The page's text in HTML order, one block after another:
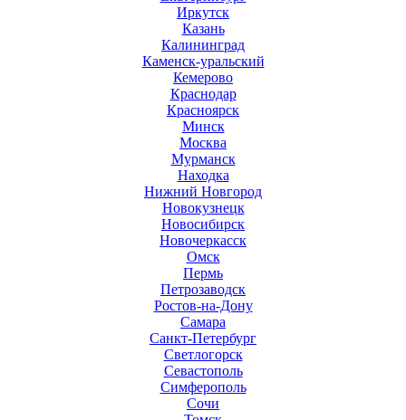
Иркутск
Казань
Калининград
Каменск-уральский
Кемерово
Краснодар
Красноярск
Минск
Москва
Мурманск
Находка
Нижний Новгород
Новокузнецк
Новосибирск
Новочеркасск
Омск
Пермь
Петрозаводск
Ростов-на-Дону
Самара
Санкт-Петербург
Светлогорск
Севастополь
Симферополь
Сочи